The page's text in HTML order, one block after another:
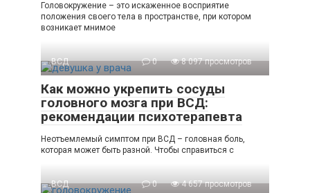
Головокружение – это искаженное восприятие
положения своего тела в пространстве, при котором
возникает мнимое
ВСД 0 8 097 просмотров
Как можно укрепить сосуды
головного мозга при ВСД:
рекомендации психотерапевта
Неотъемлемый симптом при ВСД – головная боль,
которая может быть разной. Чтобы справиться с
ВСД 0 4 657 просмотров